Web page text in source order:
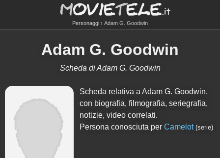
Personaggi Adam G. Goodwin
Adam G. Goodwin
Scheda di Adam G. Goodwin
Scheda relativa a Adam G. Goodwin,
con biografia, filmografia, seriegrafia,
notizie, video correlati.
Persona conosciuta perCamelot (serie)